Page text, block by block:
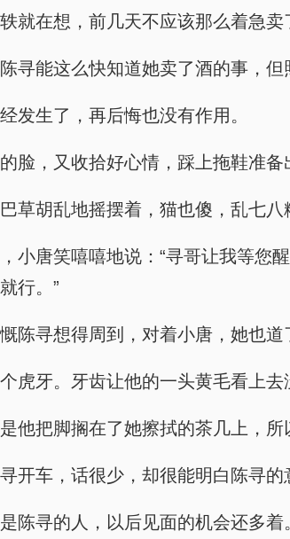
就在想，前几天不应该那么着急卖
寻能这么快知道她卖了酒的事，
发生了，再后悔也没有作用。
脸，又收拾好心情，踩上拖鞋准
草胡乱地摇摆着，猫也傻，乱七八
小唐笑嘻嘻地说：“寻哥让我等您
行。”
陈寻想得周到，对着小唐，她也道
虎牙。牙齿让他的一头黄毛看上
他把脚搁在了她擦拭的茶几上，所
开车，话很少，却很能明白陈寻的
陈寻的人，以后见面的机会还多